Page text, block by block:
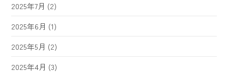
2025年7月 (2)
2025年6月 (1)
2025年5月 (2)
2025年4月 (3)